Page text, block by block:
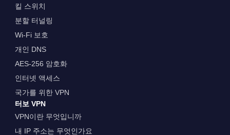
킬 스위치
분할 터널링
Wi-Fi 보호
개인 DNS
AES-256 암호화
인터넷 액세스
국가를 위한 VPN
터보 VPN
VPN이란 무엇입니까
내 IP 주소는 무엇인가요